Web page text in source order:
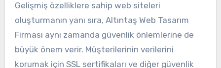
Gelişmiş özelliklere sahip web siteleri
oluşturmanın yanı sıra, Altıntaş Web Tasarım
Firması aynı zamanda güvenlik önlemlerine de
büyük önem verir. Müşterilerinin verilerini
korumak için SSL sertifikaları ve diğer güvenlik